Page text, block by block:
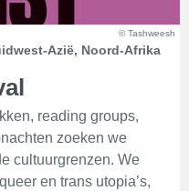
© Tashweesh
Azië, Noord-Afrika
reading groups,
zoeken we
cultuurgrenzen. We
en trans utopia’s,